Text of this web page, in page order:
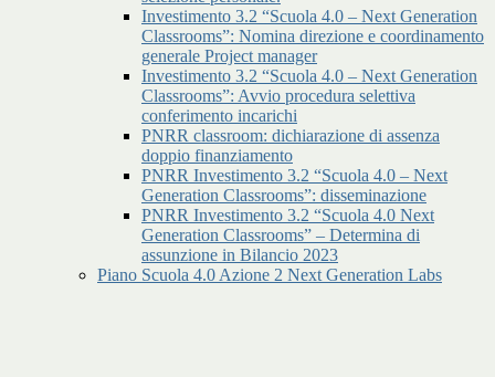
Investimento 3.2 “Scuola 4.0 – Next Generation
Classrooms”: Nomina direzione e coordinamento
generale Project manager
Investimento 3.2 “Scuola 4.0 – Next Generation
Classrooms”: Avvio procedura selettiva
conferimento incarichi
PNRR classroom: dichiarazione di assenza
doppio finanziamento
PNRR Investimento 3.2 “Scuola 4.0 – Next
Generation Classrooms”: disseminazione
PNRR Investimento 3.2 “Scuola 4.0 Next
Generation Classrooms” – Determina di
assunzione in Bilancio 2023
Piano Scuola 4.0 Azione 2 Next Generation Labs